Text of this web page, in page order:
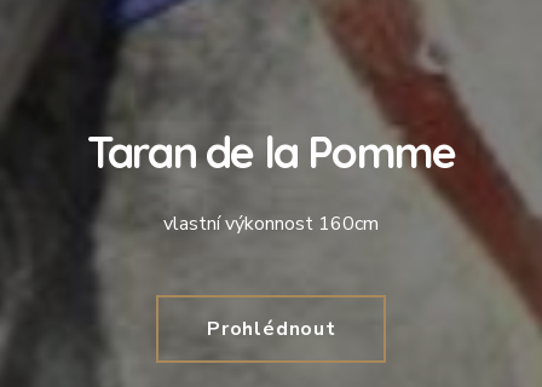
Taran de la Pomme
vlastní výkonnost 160cm
Prohlédnout